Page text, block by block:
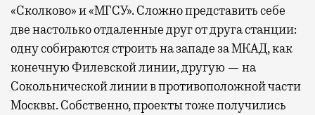
«Сколково» и «МГСУ». Сложно представить себе
две настолько отдаленные друг от друга станции:
одну собираются строить на западе за МКАД, как
конечную Филевской линии, другую — на
Сокольнической линии в противоположной части
Москвы. Собственно, проекты тоже получились